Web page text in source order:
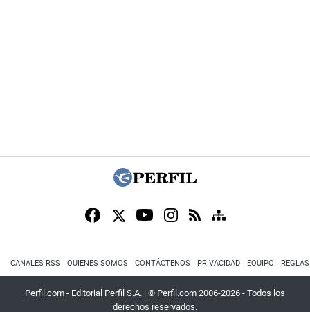
CANALES RSS QUIENES SOMOS CONTÁCTENOS PRIVACIDAD EQUIPO
Perfil.com - Editorial Perfil S.A. | © Perfil.com 2006-2026 - Todos los
derechos reservados.